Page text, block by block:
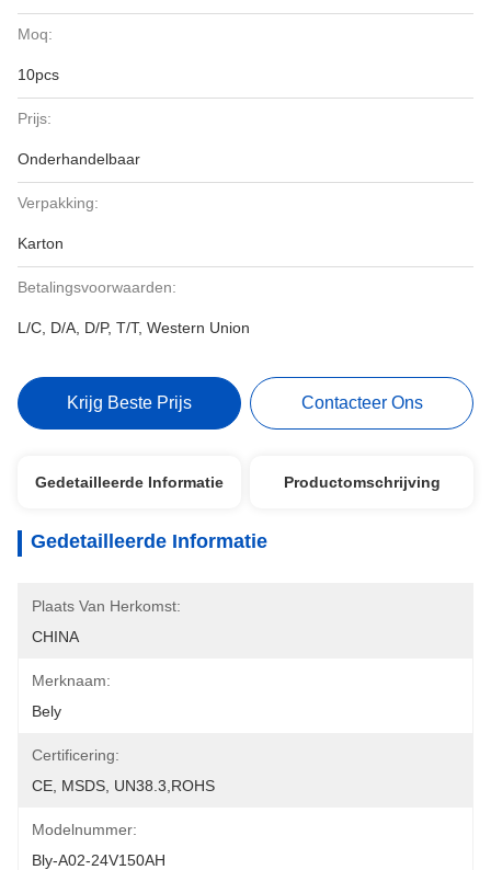
Moq:
10pcs
Prijs:
Onderhandelbaar
Verpakking:
Karton
Betalingsvoorwaarden:
L/C, D/A, D/P, T/T, Western Union
Krijg Beste Prijs Contacteer Ons
Gedetailleerde Informatie Productomschrijving
Gedetailleerde Informatie
Plaats Van Herkomst:
CHINA
Merknaam:
Bely
Certificering:
CE, MSDS, UN38.3,ROHS
Modelnummer:
Bly-A02-24V150AH